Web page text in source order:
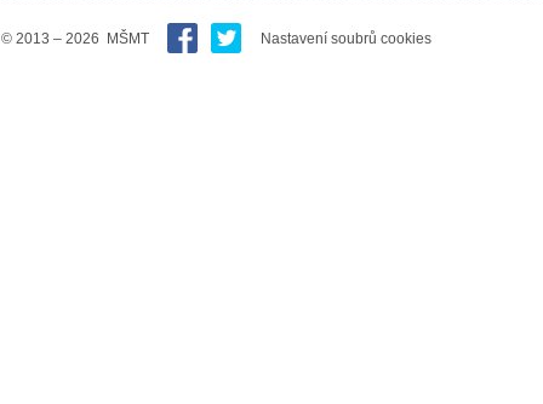
© 2013 – 2026 MŠMT Nastavení soubrů cookies